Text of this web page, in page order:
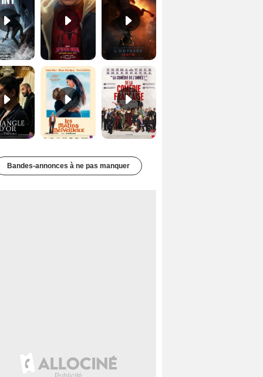
Le Triangle d'or Bande-annonce VF De la Comédie-Française Teaser VF
Bandes-annonces à ne pas manquer